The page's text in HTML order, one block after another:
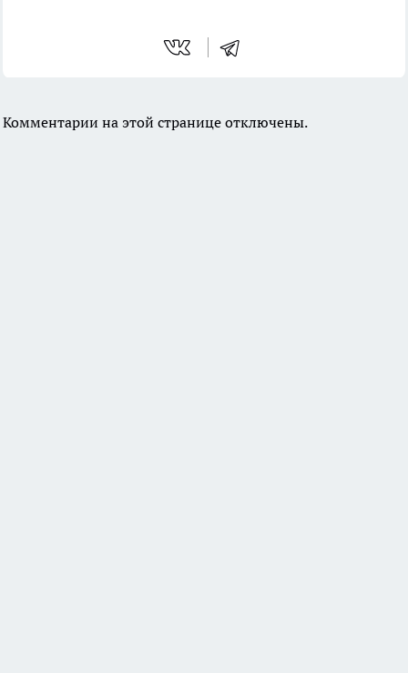
Комментарии на этой странице отключены.